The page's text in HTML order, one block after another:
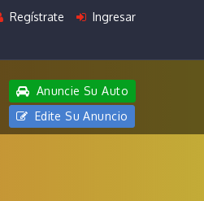
Regístrate Ingresar
Anuncie Su Auto
Edite Su Anuncio